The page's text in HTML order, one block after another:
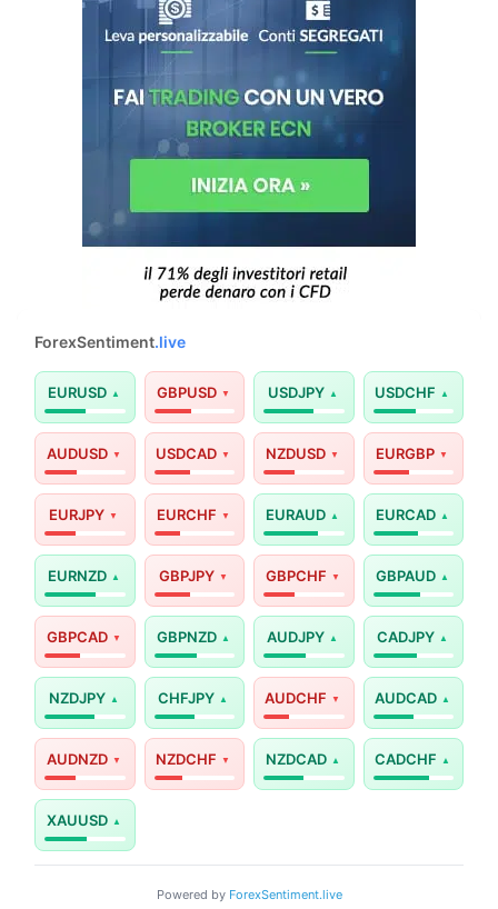
ForexSentiment.live
EURUSD GBPUSD USDJPY USDCHF
AUDUSD USDCAD NZDUSD EURGBP
EURJPY EURCHF EURAUD EURCAD
EURNZD GBPJPY GBPCHF GBPAUD
GBPCAD GBPNZD AUDJPY CADJPY
NZDJPY CHFJPY AUDCHF AUDCAD
AUDNZD NZDCHF NZDCAD CADCHF
XAUUSD
Powered by ForexSentiment.live